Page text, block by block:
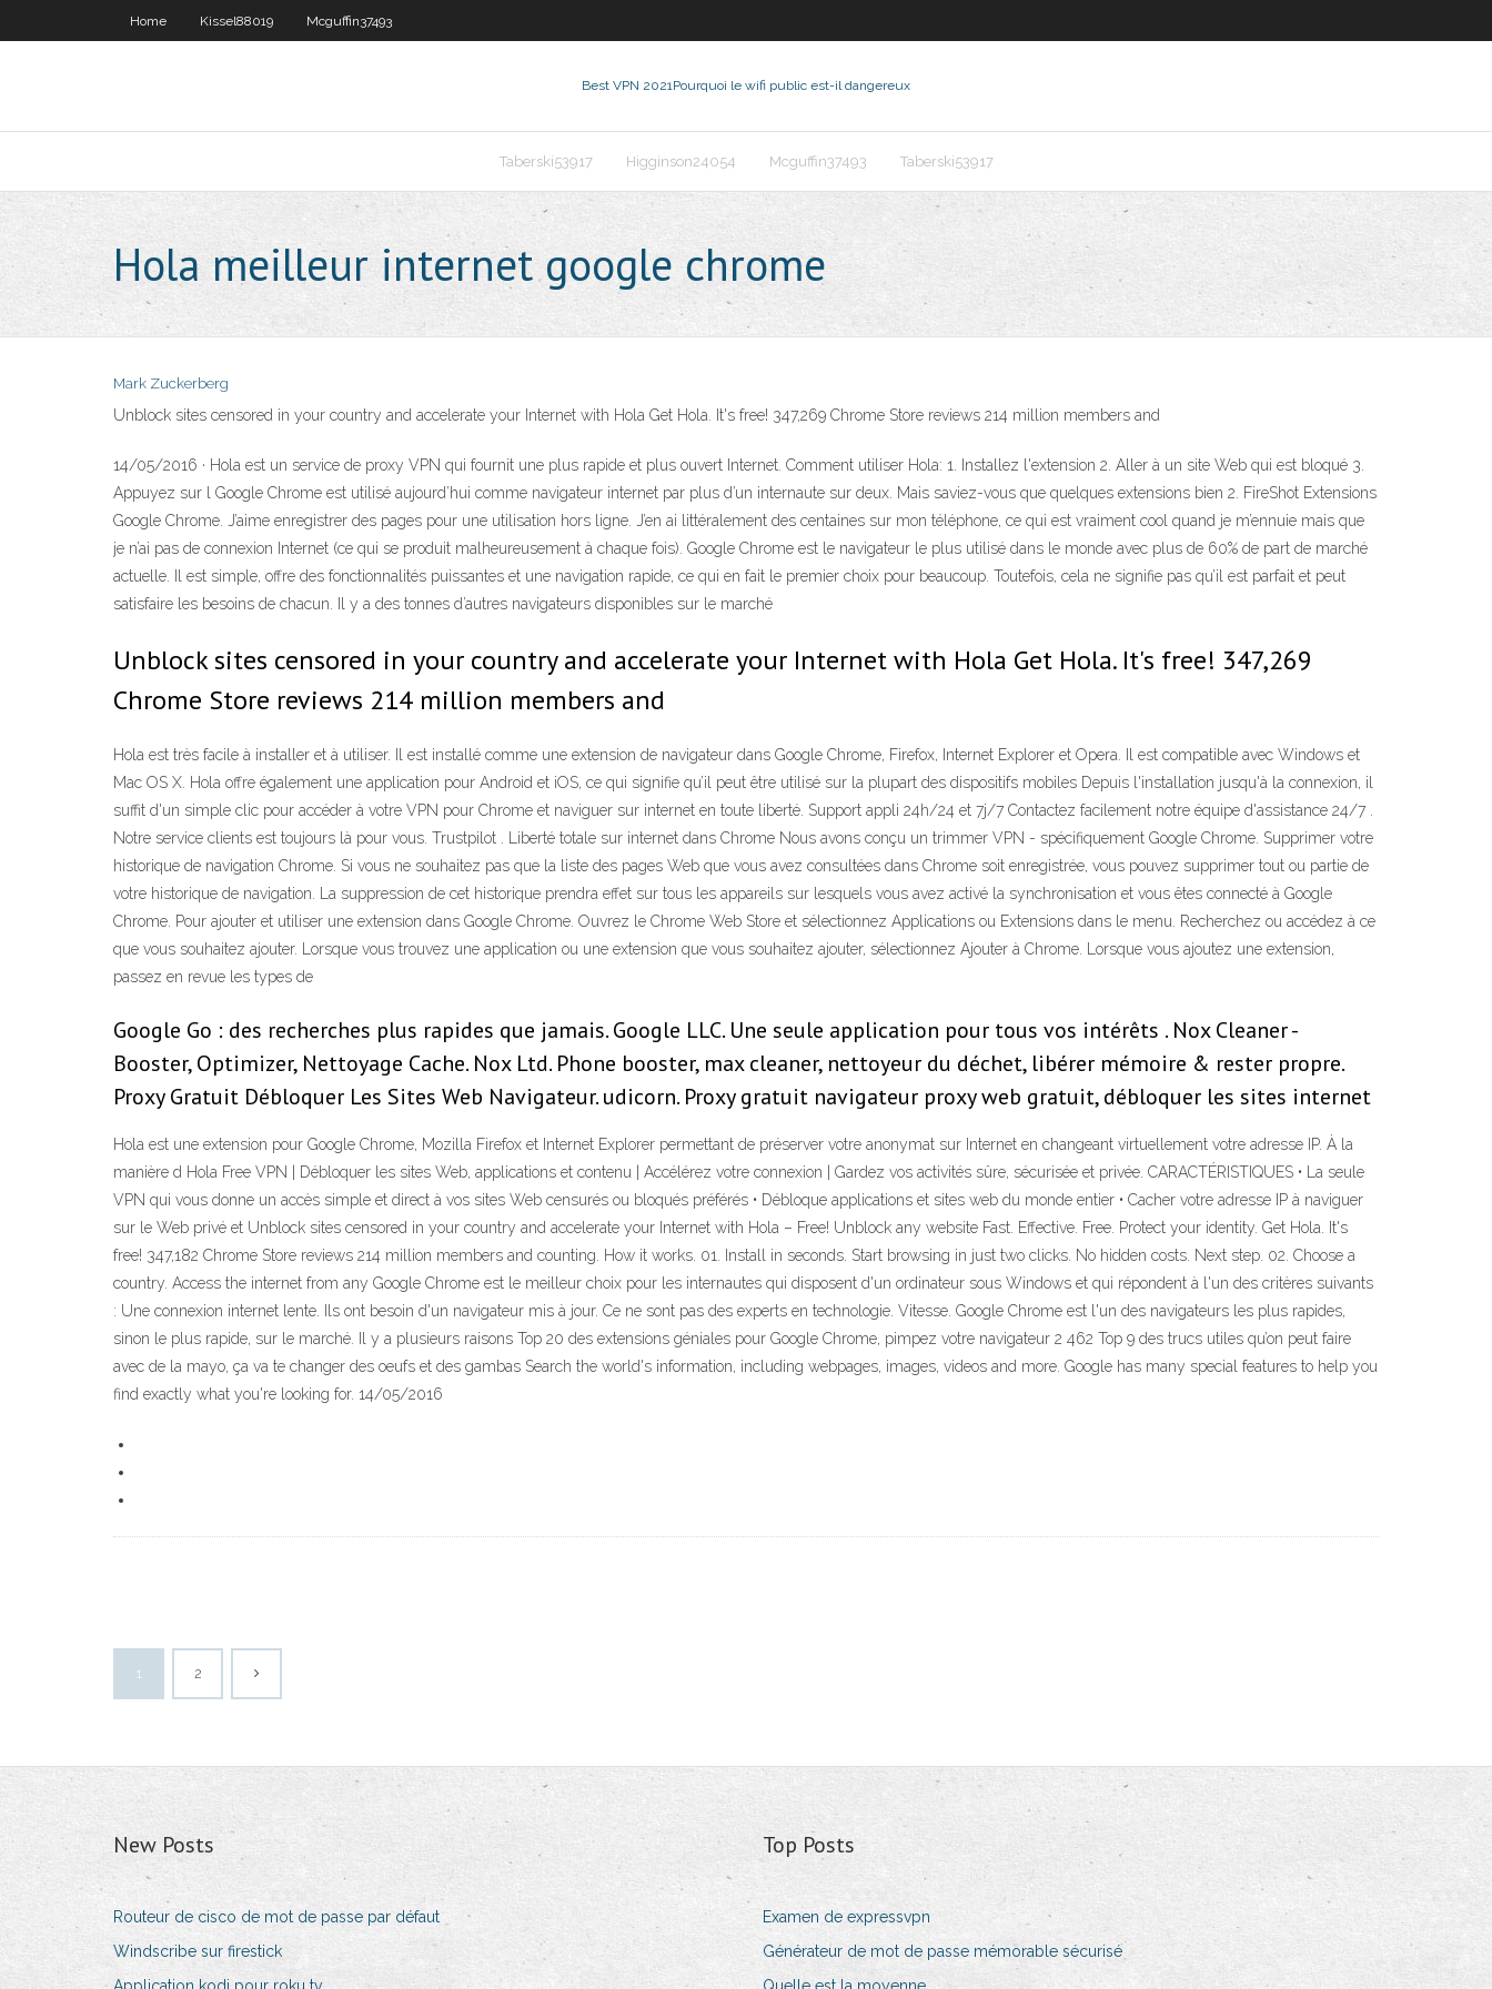
Home Kissel88019 Mcguffin37493
Best VPN 2021Pourquoi le wifi public est-il dangereux
Taberski53917 Higginson24054 Mcguffin37493 Taberski53917
Hola meilleur internet google chrome
Mark Zuckerberg
Unblock sites censored in your country and accelerate your Internet with Hola Get Hola. It's free! 347,269 Chrome Store reviews 214 million members and
14/05/2016 · Hola est un service de proxy VPN qui fournit une plus rapide et plus ouvert Internet. Comment utiliser Hola: 1. Installez l'extension 2. Aller à un site Web qui est bloqué 3.
Appuyez sur l Google Chrome est utilisé aujourd’hui comme navigateur internet par plus d’un internaute sur deux. Mais saviez-vous que quelques extensions bien 2. FireShot Extensions
Google Chrome. J’aime enregistrer des pages pour une utilisation hors ligne. J’en ai littéralement des centaines sur mon téléphone, ce qui est vraiment cool quand je m’ennuie mais que
je n’ai pas de connexion Internet (ce qui se produit malheureusement à chaque fois). Google Chrome est le navigateur le plus utilisé dans le monde avec plus de 60% de part de marché
actuelle. Il est simple, offre des fonctionnalités puissantes et une navigation rapide, ce qui en fait le premier choix pour beaucoup. Toutefois, cela ne signifie pas qu’il est parfait et peut
satisfaire les besoins de chacun. Il y a des tonnes d’autres navigateurs disponibles sur le marché
Unblock sites censored in your country and accelerate your Internet with Hola Get Hola. It's free! 347,269
Chrome Store reviews 214 million members and
Hola est très facile à installer et à utiliser. Il est installé comme une extension de navigateur dans Google Chrome, Firefox, Internet Explorer et Opera. Il est compatible avec Windows et
Mac OS X. Hola offre également une application pour Android et iOS, ce qui signifie qu’il peut être utilisé sur la plupart des dispositifs mobiles Depuis l'installation jusqu'à la connexion, il
suffit d'un simple clic pour accéder à votre VPN pour Chrome et naviguer sur internet en toute liberté. Support appli 24h/24 et 7j/7 Contactez facilement notre équipe d'assistance 24/7 .
Notre service clients est toujours là pour vous. Trustpilot . Liberté totale sur internet dans Chrome Nous avons conçu un trimmer VPN - spécifiquement Google Chrome. Supprimer votre
historique de navigation Chrome. Si vous ne souhaitez pas que la liste des pages Web que vous avez consultées dans Chrome soit enregistrée, vous pouvez supprimer tout ou partie de
votre historique de navigation. La suppression de cet historique prendra effet sur tous les appareils sur lesquels vous avez activé la synchronisation et vous êtes connecté à Google
Chrome. Pour ajouter et utiliser une extension dans Google Chrome. Ouvrez le Chrome Web Store et sélectionnez Applications ou Extensions dans le menu. Recherchez ou accédez à ce
que vous souhaitez ajouter. Lorsque vous trouvez une application ou une extension que vous souhaitez ajouter, sélectionnez Ajouter à Chrome. Lorsque vous ajoutez une extension,
passez en revue les types de
Google Go : des recherches plus rapides que jamais. Google LLC. Une seule application pour tous vos intérêts . Nox Cleaner -
Booster, Optimizer, Nettoyage Cache. Nox Ltd. Phone booster, max cleaner, nettoyeur du déchet, libérer mémoire & rester propre.
Proxy Gratuit Débloquer Les Sites Web Navigateur. udicorn. Proxy gratuit navigateur proxy web gratuit, débloquer les sites internet
Hola est une extension pour Google Chrome, Mozilla Firefox et Internet Explorer permettant de préserver votre anonymat sur Internet en changeant virtuellement votre adresse IP. À la
manière d Hola Free VPN | Débloquer les sites Web, applications et contenu | Accélérez votre connexion | Gardez vos activités sûre, sécurisée et privée. CARACTÉRISTIQUES • La seule
VPN qui vous donne un accès simple et direct à vos sites Web censurés ou bloqués préférés • Débloque applications et sites web du monde entier • Cacher votre adresse IP à naviguer
sur le Web privé et Unblock sites censored in your country and accelerate your Internet with Hola – Free! Unblock any website Fast. Effective. Free. Protect your identity. Get Hola. It's
free! 347,182 Chrome Store reviews 214 million members and counting. How it works. 01. Install in seconds. Start browsing in just two clicks. No hidden costs. Next step. 02. Choose a
country. Access the internet from any Google Chrome est le meilleur choix pour les internautes qui disposent d'un ordinateur sous Windows et qui répondent à l'un des critères suivants
: Une connexion internet lente. Ils ont besoin d'un navigateur mis à jour. Ce ne sont pas des experts en technologie. Vitesse. Google Chrome est l'un des navigateurs les plus rapides,
sinon le plus rapide, sur le marché. Il y a plusieurs raisons Top 20 des extensions géniales pour Google Chrome, pimpez votre navigateur 2 462 Top 9 des trucs utiles qu’on peut faire
avec de la mayo, ça va te changer des oeufs et des gambas Search the world's information, including webpages, images, videos and more. Google has many special features to help you
find exactly what you're looking for. 14/05/2016
1 2
New Posts
Routeur de cisco de mot de passe par défaut
Windscribe sur firestick
Top Posts
Examen de expressvpn
Générateur de mot de passe mémorable sécurisé